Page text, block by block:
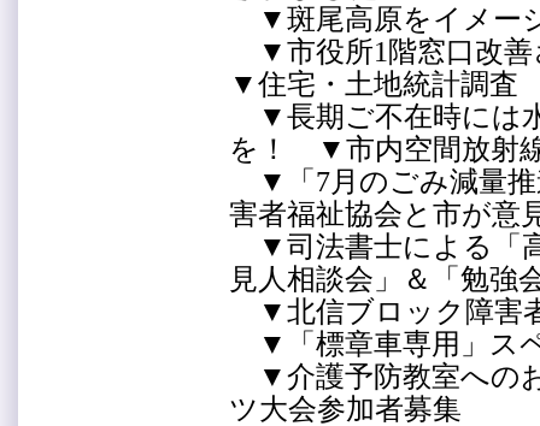
▼斑尾高原をイメー
▼市役所1階窓口改
▼住宅・土地統計調査
▼長期ご不在時には
を！ ▼市内空間放射
▼「7月のごみ減量
害者福祉協会と市が
▼司法書士による「
見人相談会」＆「勉強
▼北信ブロック障害
▼「標章車専用」ス
▼介護予防教室への
ツ大会参加者募集